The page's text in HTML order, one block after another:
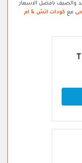
والصيف بافضل الاسعار
مع كودات اتش & ام